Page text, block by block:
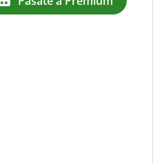
con el detector de
e identifica citas